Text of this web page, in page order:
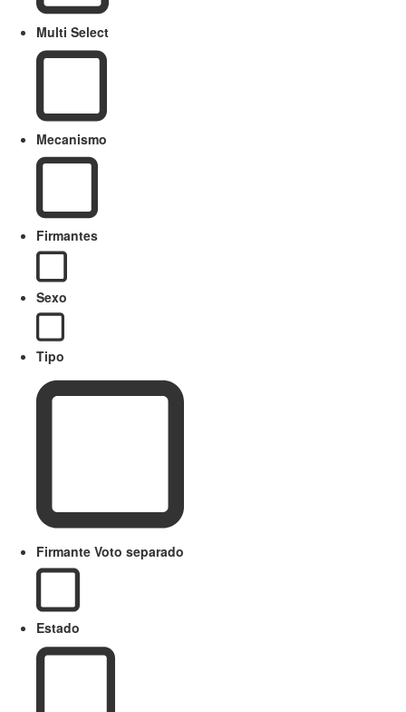
Multi Select
Mecanismo
Firmantes
Sexo
Tipo
Firmante Voto separado
Estado